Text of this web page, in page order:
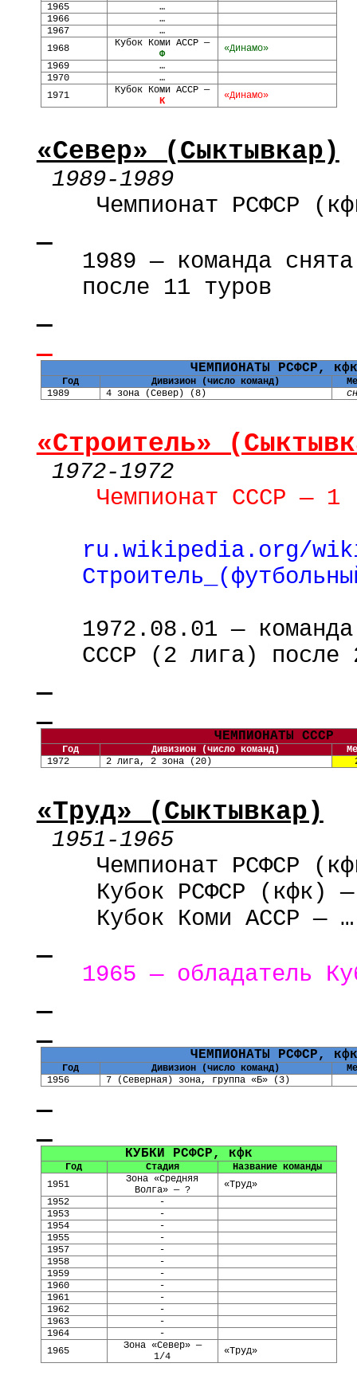
1965
…
1966
…
1967
…
1968
Кубок Коми АССР —
Ф
«Динамо»
1969
…
1970
…
1971
Кубок Коми АССР —
К
«Динамо»
«Север» (Сыктывкар)
1989-1989
Чемпионат РСФСР (
1989 — команда
после 11 туров
ЧЕМПИОНАТЫ РСФСР,
Год Дивизион (число команд)
1989
4 зона (Север) (8)
«Строитель»
1972-1972
Чемпионат СССР — 1
ru.wikipedia.org/
1972.08.01 —
СССР (2 лига) после
ЧЕМПИОНАТЫ СССР
Год Дивизион (число команд)
1972
2 лига,2 зона (20)
«Труд» (Сыктывкар)
1951-1965
Чемпионат РСФСР (
Кубок РСФСР ( кфк) —
Кубок Коми АССР —
1965 — обладатель
ЧЕМПИОНАТЫ РСФСР,
Год Дивизион (число команд)
1956
7 (Северная) зона, группа «Б» (3)
КУБКИ РСФСР, кфк
Год Стадия
Название команды
1951
Зона «Средняя
Волга» — ?
«Труд»
1952
-
1953
-
1954
-
1955
-
1957
-
1958
-
1959
-
1960
-
1961
-
1962
-
1963
-
1964
-
1965
Зона «Север» —
1/4
«Труд»